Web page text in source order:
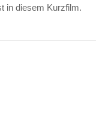
in diesem Kurzfilm.